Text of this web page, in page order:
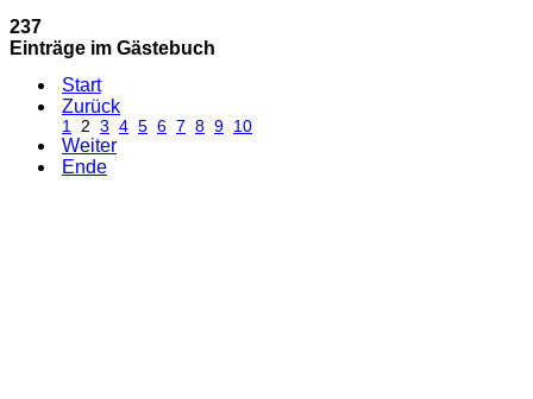
237
Einträge im Gästebuch
Start
Zurück
1 2 3 4 5 6 7 8 9 10
Weiter
Ende